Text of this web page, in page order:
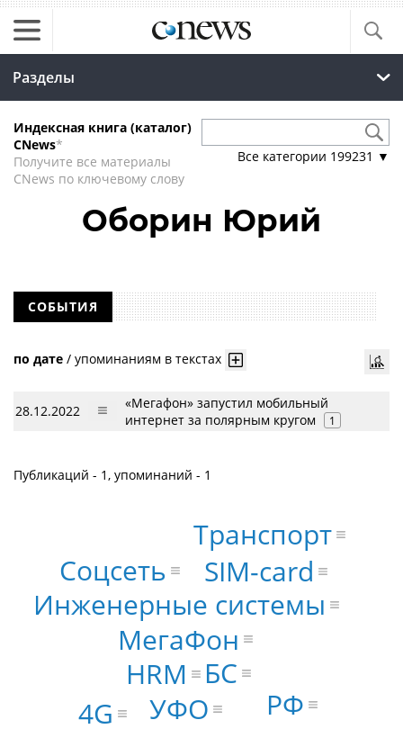
Разделы
Индексная книга (каталог)
CNews*
Получите все материалы
CNews по ключевому слову
Все категории 199231 ▼
Оборин Юрий
СОБЫТИЯ
по дате / упоминаниям в текстах
28.12.2022
«Мегафон» запустил мобильный
интернет за полярным кругом
1
Публикаций - 1, упоминаний - 1
МегаФон
Инженерные системы
HRM БС
SIM-card
Соцсеть
4G УФО РФ
Транспорт